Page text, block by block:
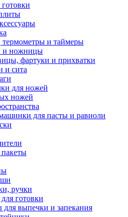
и таймеры
и ножницы
фартуки и прихватки
и сита
для ножей
ножей
для пасты и равиоли
пакеты
ручки
готовки
выпечки и запекания